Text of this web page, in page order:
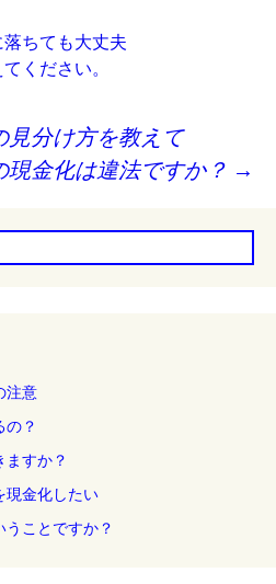
ちても大丈夫
ください。
見分け方を教えて
現金化は違法ですか？ →
注意
の？
すか？
現金化したい
ことですか？